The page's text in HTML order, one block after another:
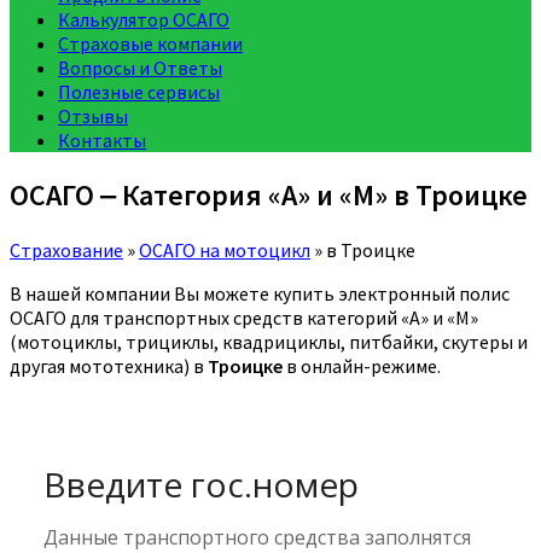
Калькулятор ОСАГО
Страховые компании
Вопросы и Ответы
Полезные сервисы
Отзывы
Контакты
ОСАГО ‒ Категория «A» и «M» в Троицке
Страхование »ОСАГО на мотоцикл » в Троицке
В нашей компании Вы можете купить электронный полис
ОСАГО для транспортных средств категорий «A» и «M»
(мотоциклы, трициклы, квадрициклы, питбайки, скутеры и
другая мототехника) в Троицке в онлайн-режиме.